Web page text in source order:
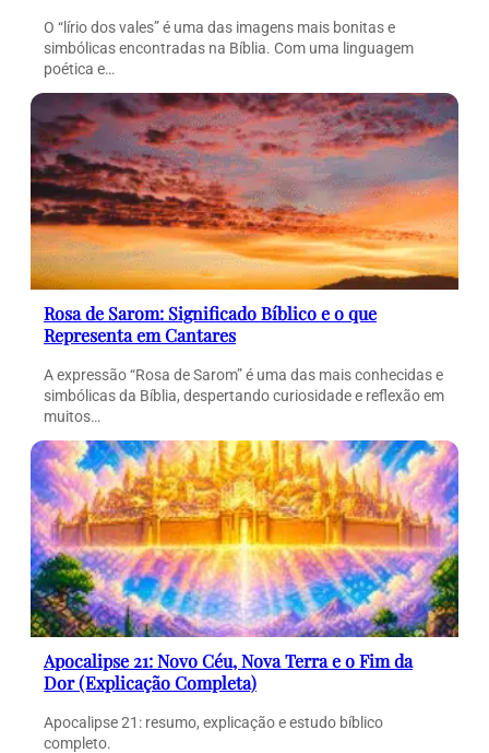
O “lírio dos vales” é uma das imagens mais bonitas e
simbólicas encontradas na Bíblia. Com uma linguagem
poética e…
Rosa de Sarom: Significado Bíblico e o que
Representa em Cantares
A expressão “Rosa de Sarom” é uma das mais conhecidas e
simbólicas da Bíblia, despertando curiosidade e reflexão em
muitos…
Apocalipse 21: Novo Céu, Nova Terra e o Fim da
Dor (Explicação Completa)
Apocalipse 21: resumo, explicação e estudo bíblico
completo.